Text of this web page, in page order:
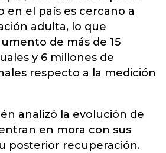
en el país es cercano a
adulta, lo que
de más de 15
y 6 millones de
respecto a la medición
analizó la evolución de
en mora con sus
posterior recuperación.